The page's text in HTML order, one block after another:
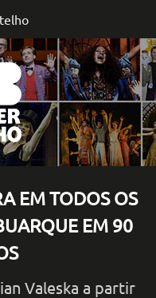
EM TODOS OS
EM 90
Valeska a partir